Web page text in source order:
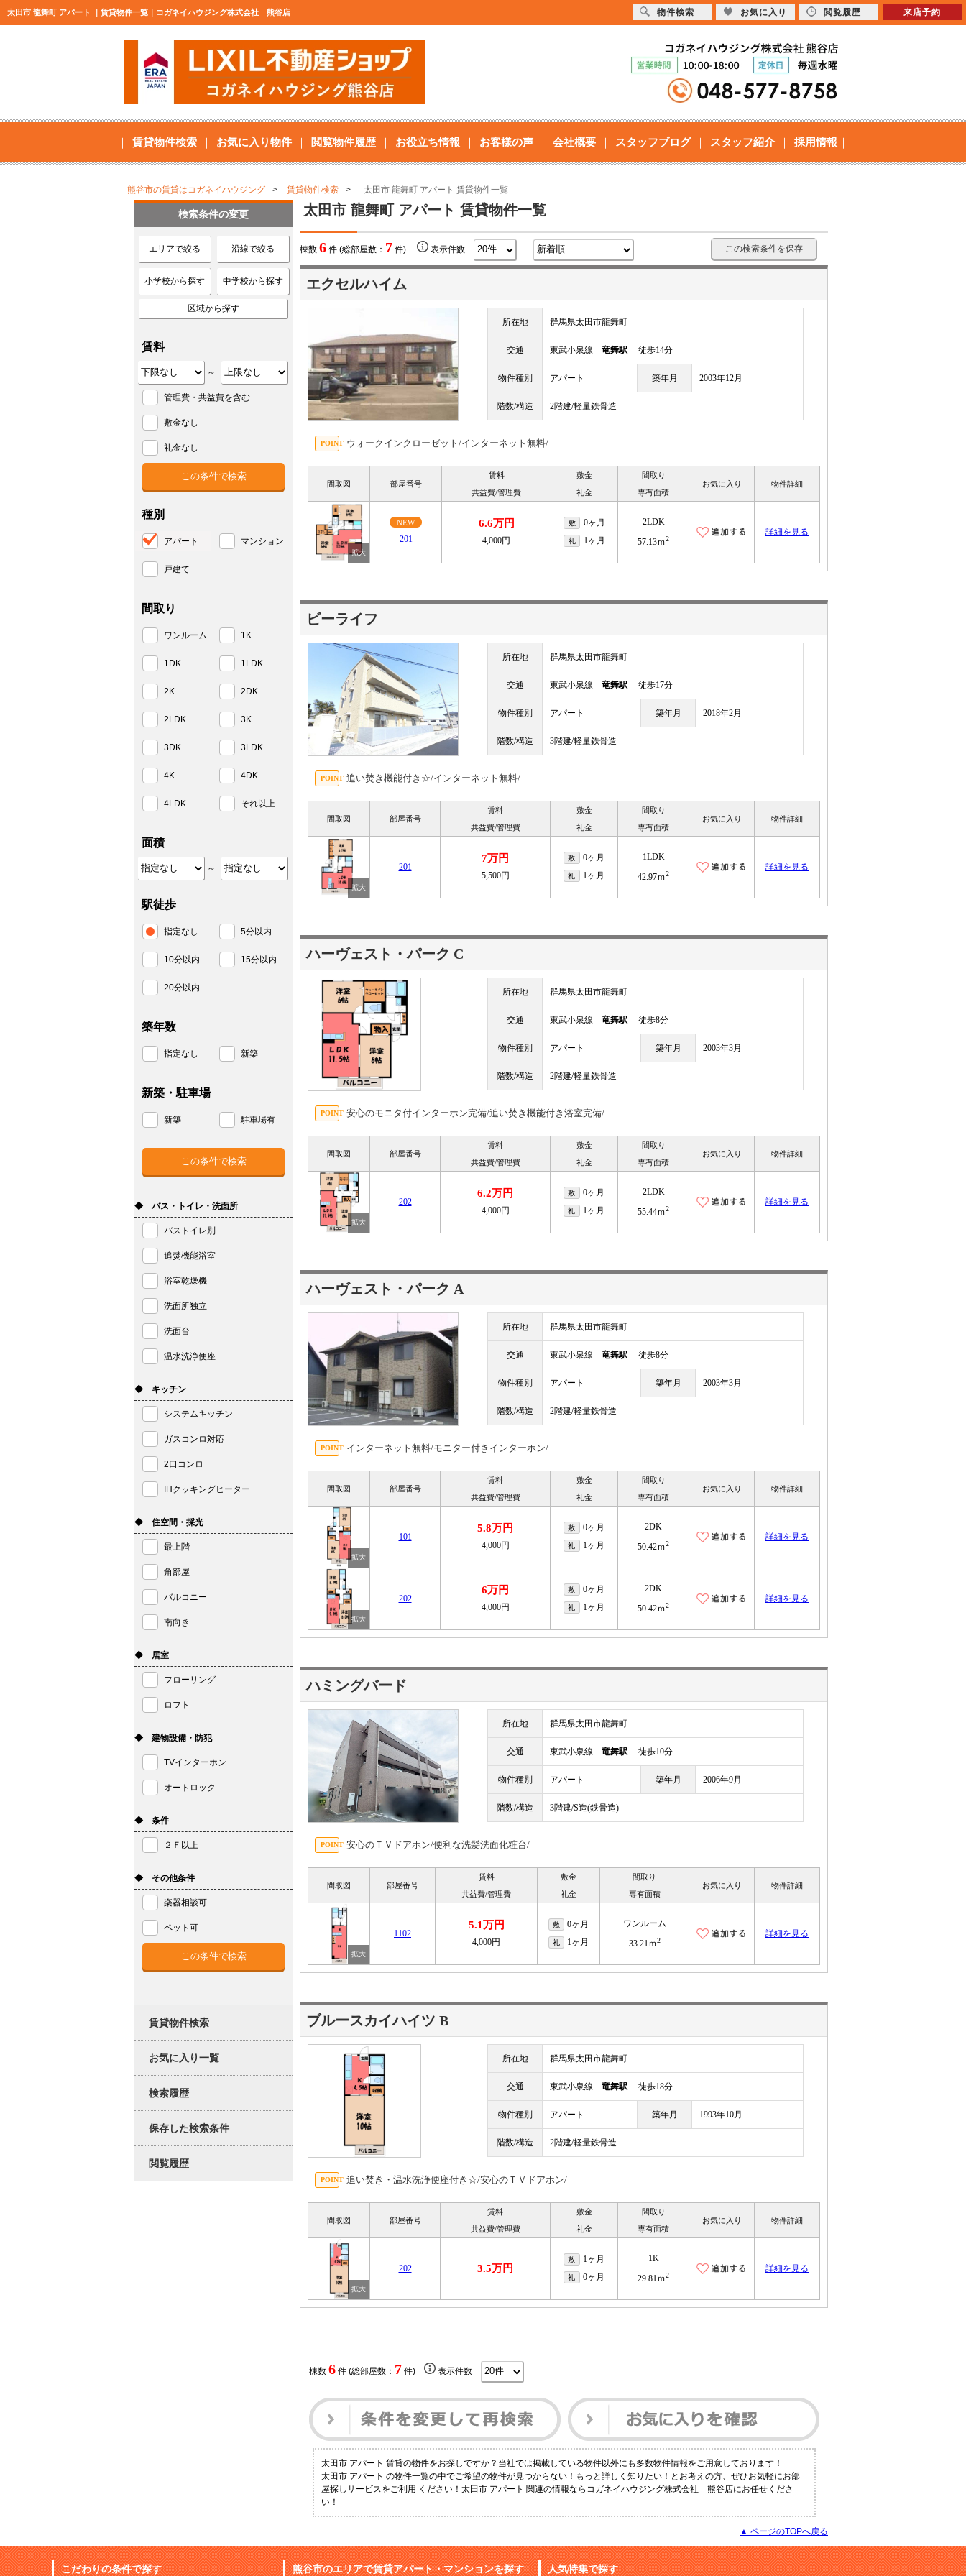
太田市 龍舞町 アパート ｜賃貸物件一覧｜コガネイハウジング株式会社 熊谷店
賃貸物件検索 お気に入り物件 閲覧物件履歴 お役立ち情報 お客様の声 会社概要 スタッフブログ スタッフ紹介 採用情報
熊谷市の賃貸はコガネイハウジング 賃貸物件検索 太田市 龍舞町 アパート 賃貸物件一覧
太田市 龍舞町 アパート 賃貸物件一覧
棟数 6 件 (総部屋数： 7 件) 表示件数 この検索条件を保存
エクセルハイム
所在地 群馬県太田市龍舞町
交通 東武小泉線 竜舞駅 徒歩14分
物件種別 アパート 築年月 2003年12月
階数/構造 2階建/軽量鉄骨造
ウォークインクローゼット/インターネット無料/
間取図 部屋番号
賃料
共益費/管理費
敷金
礼金
間取り
専有面積
お気に入り 物件詳細
NEW
201
6.6万円
4,000円
敷 0ヶ月
礼 1ヶ月
2LDK
57.13ｍ2
詳細を見る
ビーライフ
所在地 群馬県太田市龍舞町
交通 東武小泉線 竜舞駅 徒歩17分
物件種別 アパート 築年月 2018年2月
階数/構造 3階建/軽量鉄骨造
追い焚き機能付き☆/インターネット無料/
間取図 部屋番号
賃料
共益費/管理費
敷金
礼金
間取り
専有面積
お気に入り 物件詳細
201
7万円
5,500円
敷 0ヶ月
礼 1ヶ月
1LDK
42.97ｍ2
詳細を見る
ハーヴェスト・パーク C
所在地 群馬県太田市龍舞町
交通 東武小泉線 竜舞駅 徒歩8分
物件種別 アパート 築年月 2003年3月
階数/構造 2階建/軽量鉄骨造
安心のモニタ付インターホン完備/追い焚き機能付き浴室完備/
間取図 部屋番号
賃料
共益費/管理費
敷金
礼金
間取り
専有面積
お気に入り 物件詳細
202
6.2万円
4,000円
敷 0ヶ月
礼 1ヶ月
2LDK
55.44ｍ2
詳細を見る
ハーヴェスト・パーク A
所在地 群馬県太田市龍舞町
交通 東武小泉線 竜舞駅 徒歩8分
物件種別 アパート 築年月 2003年3月
階数/構造 2階建/軽量鉄骨造
インターネット無料/モニター付きインターホン/
間取図 部屋番号
賃料
共益費/管理費
敷金
礼金
間取り
専有面積
お気に入り 物件詳細
101
5.8万円
4,000円
敷 0ヶ月
礼 1ヶ月
2DK
50.42ｍ2
詳細を見る
202
6万円
4,000円
敷 0ヶ月
礼 1ヶ月
2DK
50.42ｍ2
詳細を見る
ハミングバード
所在地 群馬県太田市龍舞町
交通 東武小泉線 竜舞駅 徒歩10分
物件種別 アパート 築年月 2006年9月
階数/構造 3階建/S造(鉄骨造)
安心のＴＶドアホン/便利な洗髪洗面化粧台/
間取図 部屋番号
賃料
共益費/管理費
敷金
礼金
間取り
専有面積
お気に入り 物件詳細
1102
5.1万円
4,000円
敷 0ヶ月
礼 1ヶ月
ワンルーム
33.21ｍ2
詳細を見る
ブルースカイハイツ B
所在地 群馬県太田市龍舞町
交通 東武小泉線 竜舞駅 徒歩18分
物件種別 アパート 築年月 1993年10月
階数/構造 2階建/軽量鉄骨造
追い焚き・温水洗浄便座付き☆/安心のＴＶドアホン/
間取図 部屋番号
賃料
共益費/管理費
敷金
礼金
間取り
専有面積
お気に入り 物件詳細
202 3.5万円
敷 1ヶ月
礼 0ヶ月
1K
29.81ｍ2
詳細を見る
棟数 6件 (総部屋数： 7 件) 表示件数
太田市 アパート 賃貸の物件をお探しですか？当社では掲載している物件以外にも多数物件情報をご用意しております！
太田市 アパート の物件一覧の中でご希望の物件が見つからない！もっと詳しく知りたい！とお考えの方、ぜひお気軽にお部
屋探しサービスをご利用 ください！太田市 アパート 関連の情報ならコガネイハウジング株式会社 熊谷店にお任せくださ
い！
▲ ページのTOPへ戻る
検索条件の変更
エリアで絞る 沿線で絞る
小学校から探す 中学校から探す
区域から探す
賃料
～
管理費・共益費を含む
敷金なし
礼金なし
種別
アパート マンション
戸建て
間取り
ワンルーム 1K
1DK 1LDK
2K 2DK
2LDK 3K
3DK 3LDK
4K 4DK
4LDK それ以上
面積
～
駅徒歩
指定なし 5分以内
10分以内 15分以内
20分以内
築年数
指定なし 新築
新築・駐車場
新築 駐車場有
◆ バス・トイレ・洗面所
バストイレ別
追焚機能浴室
浴室乾燥機
洗面所独立
洗面台
温水洗浄便座
◆ キッチン
システムキッチン
ガスコンロ対応
2口コンロ
IHクッキングヒーター
◆ 住空間・採光
最上階
角部屋
バルコニー
南向き
◆ 居室
フローリング
ロフト
◆ 建物設備・防犯
TVインターホン
オートロック
◆ 条件
２Ｆ以上
◆ その他条件
楽器相談可
ペット可
賃貸物件検索
お気に入り一覧
検索履歴
保存した検索条件
閲覧履歴
こだわりの条件で探す 熊谷市のエリアで賃貸アパート・マンションを探す 人気特集で探す
物件検索 お気に入り 閲覧履歴 来店予約